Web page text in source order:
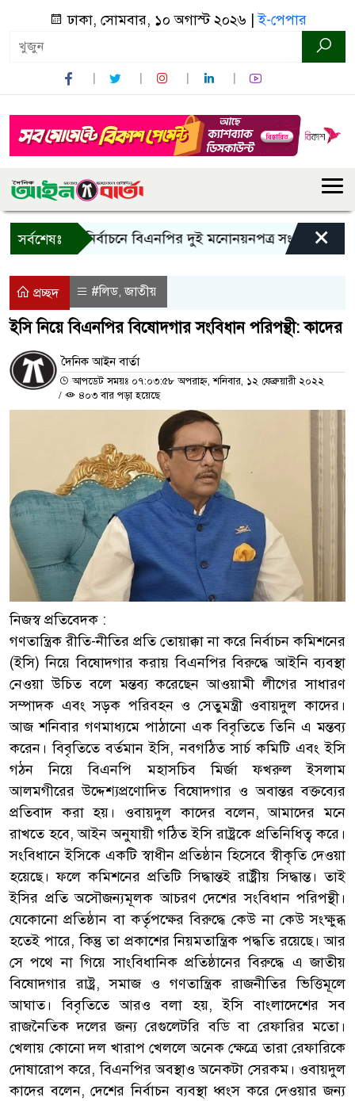
ঢাকা, সোমবার, ১০ অগাস্ট ২০২৬ |ই-পেপার
সর্বশেষঃ
রাষ্ট্রপতি নির্বাচনে বিএনপির দুই মনোনয়নপত্র সংগ্রহ কাল
×
প্রচ্ছদ #লিড,জাতীয়
ইসি নিয়ে বিএনপির বিষোদগার সংবিধান পরিপন্থী: কাদের
দৈনিক আইন বার্তা
আপডেট সময়ঃ ০৭:০৩:৫৮ অপরাহ্ন, শনিবার, ১২ ফেব্রুয়ারী ২০২২
/
৪০৩ বার পড়া হয়েছে
নিজস্ব প্রতিবেদক :
গণতান্ত্রিক রীতি-নীতির প্রতি তোয়াক্কা না করে নির্বাচন কমিশনের
(ইসি) নিয়ে বিষোদগার করায় বিএনপির বিরুদ্ধে আইনি ব্যবস্থা
নেওয়া উচিত বলে মন্তব্য করেছেন আওয়ামী লীগের সাধারণ
সম্পাদক এবং সড়ক পরিবহন ও সেতুমন্ত্রী ওবায়দুল কাদের।
আজ শনিবার গণমাধ্যমে পাঠানো এক বিবৃতিতে তিনি এ মন্তব্য
করেন। বিবৃতিতে বর্তমান ইসি, নবগঠিত সার্চ কমিটি এবং ইসি
গঠন নিয়ে বিএনপি মহাসচিব মির্জা ফখরুল ইসলাম
আলমগীরের উদ্দেশ্যপ্রণোদিত বিষোদগার ও অবান্তর বক্তব্যের
প্রতিবাদ করা হয়। ওবায়দুল কাদের বলেন, আমাদের মনে
রাখতে হবে, আইন অনুযায়ী গঠিত ইসি রাষ্ট্রকে প্রতিনিধিত্ব করে।
সংবিধানে ইসিকে একটি স্বাধীন প্রতিষ্ঠান হিসেবে স্বীকৃতি দেওয়া
হয়েছে। ফলে কমিশনের প্রতিটি সিদ্ধান্তই রাষ্ট্রীয় সিদ্ধান্ত। তাই
ইসির প্রতি অসৌজন্যমূলক আচরণ দেশের সংবিধান পরিপন্থী।
যেকোনো প্রতিষ্ঠান বা কর্তৃপক্ষের বিরুদ্ধে কেউ না কেউ সংক্ষুব্ধ
হতেই পারে, কিন্তু তা প্রকাশের নিয়মতান্ত্রিক পদ্ধতি রয়েছে। আর
সে পথে না গিয়ে সাংবিধানিক প্রতিষ্ঠানের বিরুদ্ধে এ জাতীয়
বিষোদগার রাষ্ট্র, সমাজ ও গণতান্ত্রিক রাজনীতির ভিত্তিমূলে
আঘাত। বিবৃতিতে আরও বলা হয়, ইসি বাংলাদেশের সব
রাজনৈতিক দলের জন্য রেগুলেটরি বডি বা রেফারির মতো।
খেলায় কোনো দল খারাপ খেললে অনেক ক্ষেত্রে তারা রেফারিকে
দোষারোপ করে, বিএনপির অবস্থাও অনেকটা সেরকম। ওবায়দুল
কাদের বলেন, দেশের নির্বাচন ব্যবস্থা ধ্বংস করে দেওয়ার জন্য